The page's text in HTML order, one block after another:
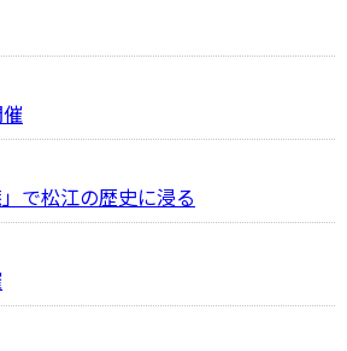
で松江の歴史に浸る